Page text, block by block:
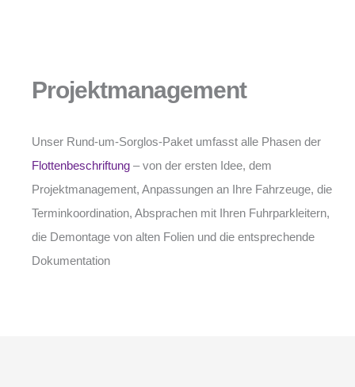
Projektmanagement
Unser Rund-um-Sorglos-Paket umfasst alle Phasen der
Flottenbeschriftung – von der ersten Idee, dem
Projektmanagement, Anpassungen an Ihre Fahrzeuge, die
Terminkoordination, Absprachen mit Ihren Fuhrparkleitern,
die Demontage von alten Folien und die entsprechende
Dokumentation